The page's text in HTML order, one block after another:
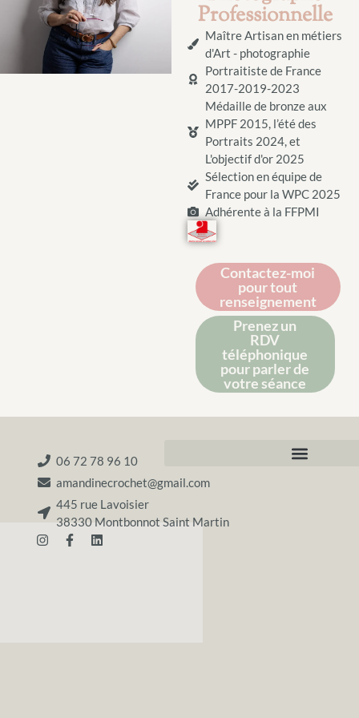
Professionnelle
Maître Artisan en métiers
d'Art - photographie
Portraitiste de France
2017-2019-2023
Médaille de bronze aux
MPPF 2015, l’été des
Portraits 2024, et
L'objectif d'or 2025
Sélection en équipe de
France pour la WPC 2025
Adhérente à la FFPMI
Contactez-moi
pour tout
renseignement
Prenez un
RDV
téléphonique
pour parler de
votre séance
06 72 78 96 10
amandinecrochet@gmail.com
445 rue Lavoisier
38330 Montbonnot Saint Martin